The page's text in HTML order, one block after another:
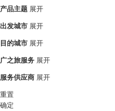
产品主题 展开
出发城市 展开
目的城市 展开
广之旅服务 展开
服务供应商 展开
重置
确定